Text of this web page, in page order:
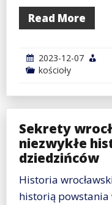
Read More
2023-12-07
kościoły
Sekrety
niezwykłe
dziedzińców
Historia
historią powstania